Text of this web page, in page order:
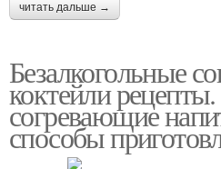
читать дальше →
Безалкогольные
коктейли
согревающие
способы